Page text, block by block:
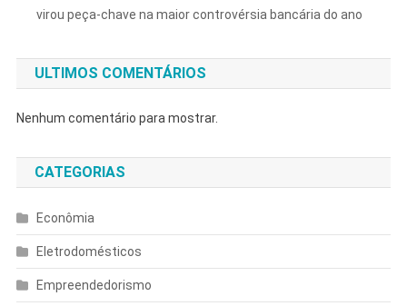
virou peça-chave na maior controvérsia bancária do ano
ULTIMOS COMENTÁRIOS
Nenhum comentário para mostrar.
CATEGORIAS
Econômia
Eletrodomésticos
Empreendedorismo